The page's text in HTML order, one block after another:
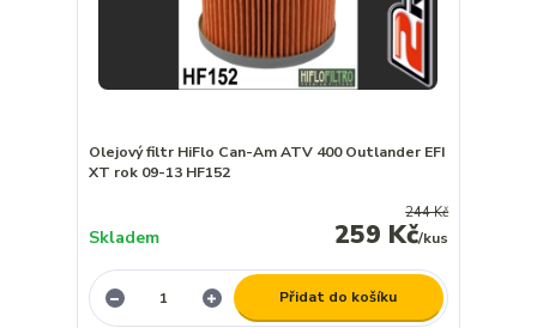
Olejový filtr HiFlo Can-Am ATV 400 Outlander EFI
XT rok 09-13 HF152
244 Kč
259 Kč/kus
Skladem
Přidat do košíku